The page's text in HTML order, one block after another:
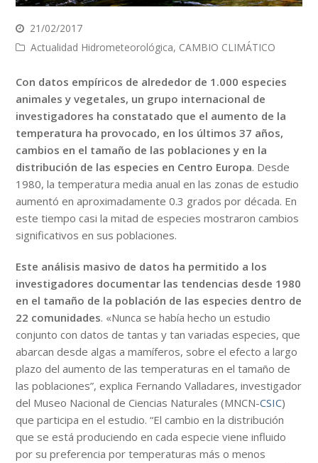
21/02/2017
Actualidad Hidrometeorológica, CAMBIO CLIMÁTICO
Con datos empíricos de alrededor de 1.000 especies
animales y vegetales, un grupo internacional de
investigadores ha constatado que el aumento de la
temperatura ha provocado, en los últimos 37 años,
cambios en el tamaño de las poblaciones y en la
distribución de las especies en Centro Europa. Desde
1980, la temperatura media anual en las zonas de estudio
aumentó en aproximadamente 0.3 grados por década. En
este tiempo casi la mitad de especies mostraron cambios
significativos en sus poblaciones.
Este análisis masivo de datos ha permitido a los
investigadores documentar las tendencias desde 1980
en el tamaño de la población de las especies dentro de
22 comunidades. «Nunca se había hecho un estudio
conjunto con datos de tantas y tan variadas especies, que
abarcan desde algas a mamíferos, sobre el efecto a largo
plazo del aumento de las temperaturas en el tamaño de
las poblaciones”, explica Fernando Valladares, investigador
del Museo Nacional de Ciencias Naturales (MNCN-CSIC)
que participa en el estudio. “El cambio en la distribución
que se está produciendo en cada especie viene influido
por su preferencia por temperaturas más o menos